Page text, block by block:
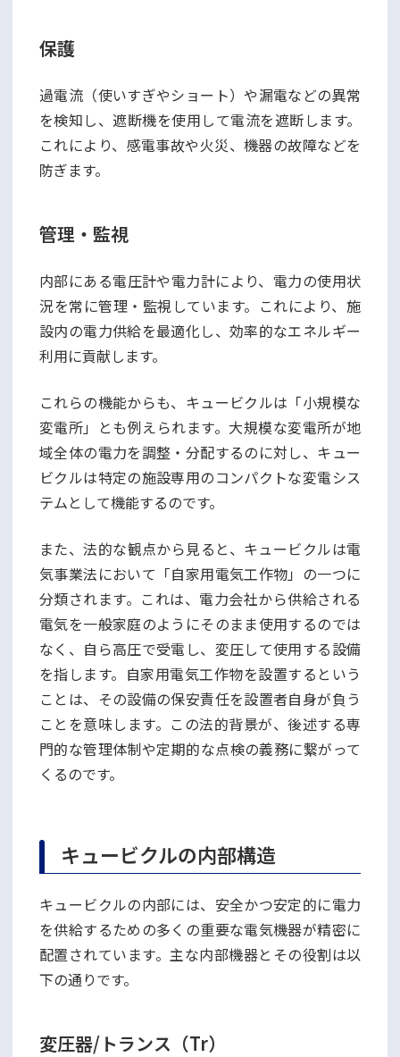
保護
過電流（使いすぎやショート）や漏電などの異常
を検知し、遮断機を使用して電流を遮断します。
これにより、感電事故や火災、機器の故障などを
防ぎます。
管理・監視
内部にある電圧計や電力計により、電力の使用状
況を常に管理・監視しています。これにより、施
設内の電力供給を最適化し、効率的なエネルギー
利用に貢献します。
これらの機能からも、キュービクルは「小規模な
変電所」とも例えられます。大規模な変電所が地
域全体の電力を調整・分配するのに対し、キュー
ビクルは特定の施設専用のコンパクトな変電シス
テムとして機能するのです。
また、法的な観点から見ると、キュービクルは電
気事業法において「自家用電気工作物」の一つに
分類されます。これは、電力会社から供給される
電気を一般家庭のようにそのまま使用するのでは
なく、自ら高圧で受電し、変圧して使用する設備
を指します。自家用電気工作物を設置するという
ことは、その設備の保安責任を設置者自身が負う
ことを意味します。この法的背景が、後述する専
門的な管理体制や定期的な点検の義務に繋がって
くるのです。
キュービクルの内部構造
キュービクルの内部には、安全かつ安定的に電力
を供給するための多くの重要な電気機器が精密に
配置されています。主な内部機器とその役割は以
下の通りです。
変圧器/トランス（Tr）